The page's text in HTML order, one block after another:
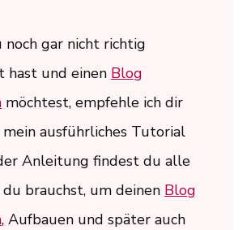
noch gar nicht richtig
hast und einen Blog
möchtest, empfehle ich dir
ausführliches Tutorial
Anleitung findest du alle
du brauchst, um deinen Blog
, Aufbauen und später auch